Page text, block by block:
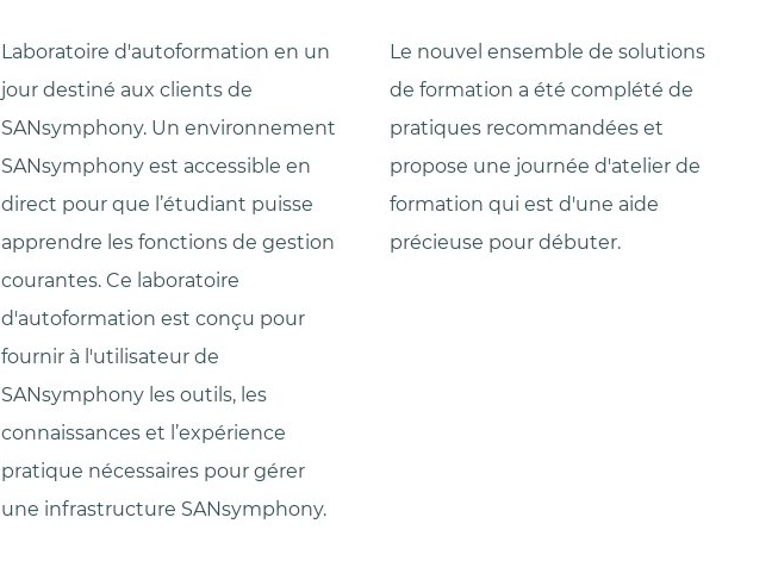
Laboratoire d'autoformation en un
jour destiné aux clients de
SANsymphony. Un environnement
SANsymphony est accessible en
direct pour que l’étudiant puisse
apprendre les fonctions de gestion
courantes. Ce laboratoire
d'autoformation est conçu pour
fournir à l'utilisateur de
SANsymphony les outils, les
connaissances et l’expérience
pratique nécessaires pour gérer
une infrastructure SANsymphony.
Le nouvel ensemble de solutions
de formation a été complété de
pratiques recommandées et
propose une journée d'atelier de
formation qui est d'une aide
précieuse pour débuter.